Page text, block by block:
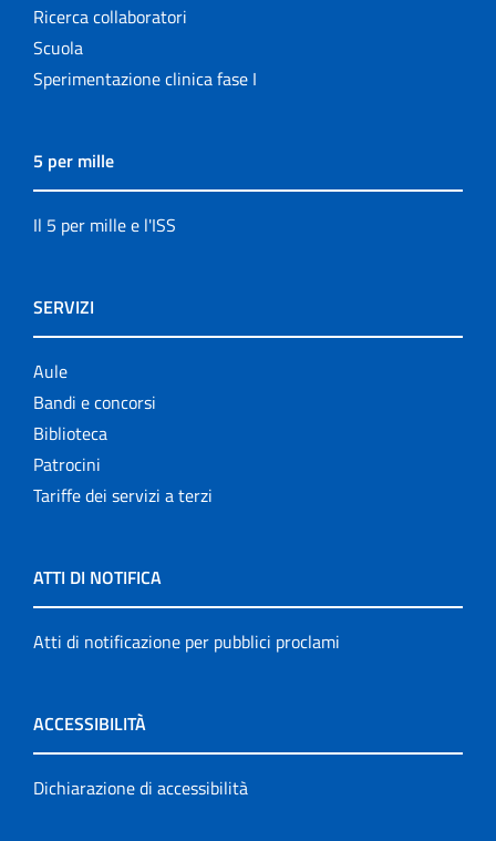
Ricerca collaboratori
Scuola
Sperimentazione clinica fase I
5 per mille
Il 5 per mille e l'ISS
SERVIZI
Aule
Bandi e concorsi
Biblioteca
Patrocini
Tariffe dei servizi a terzi
ATTI DI NOTIFICA
Atti di notificazione per pubblici proclami
ACCESSIBILITÀ
Dichiarazione di accessibilità